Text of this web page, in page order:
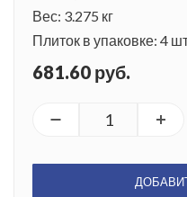
Вес: 3.275 кг
Плиток в упаковке: 4
681.60 руб.